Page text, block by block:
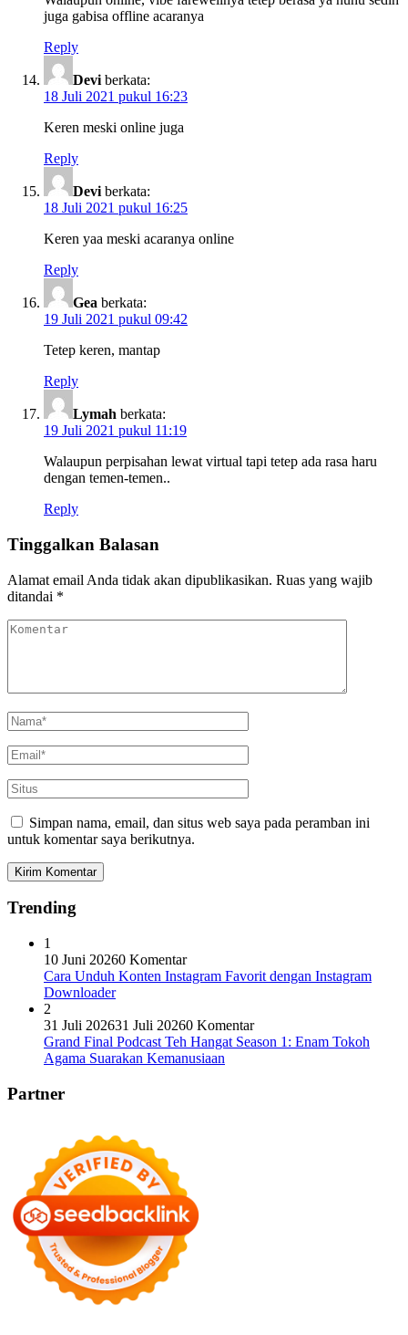
juga gabisa offline acaranya
Reply
Devi berkata:
18 Juli 2021 pukul 16:23
Keren meski online juga
Reply
Devi berkata:
18 Juli 2021 pukul 16:25
Keren yaa meski acaranya online
Reply
Gea berkata:
19 Juli 2021 pukul 09:42
Tetep keren, mantap
Reply
Lymah berkata:
19 Juli 2021 pukul 11:19
Walaupun perpisahan lewat virtual tapi tetep ada rasa haru
dengan temen-temen..
Reply
Tinggalkan Balasan
Alamat email Anda tidak akan dipublikasikan. Ruas yang wajib
ditandai *
Simpan nama, email, dan situs web saya pada peramban ini
untuk komentar saya berikutnya.
Trending
1
10 Juni 20260 Komentar
Cara Unduh Konten Instagram Favorit dengan Instagram
Downloader
2
31 Juli 202631 Juli 20260 Komentar
Grand Final Podcast Teh Hangat Season 1: Enam Tokoh
Agama Suarakan Kemanusiaan
Partner